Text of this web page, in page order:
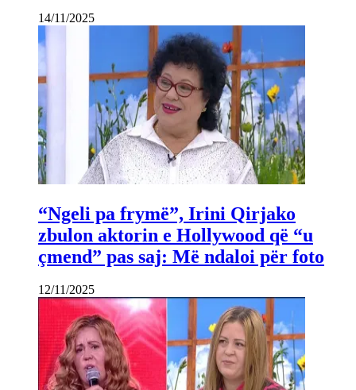
14/11/2025
“Ngeli pa frymë”, Irini Qirjako
zbulon aktorin e Hollywood që “u
çmend” pas saj: Më ndaloi për foto
12/11/2025